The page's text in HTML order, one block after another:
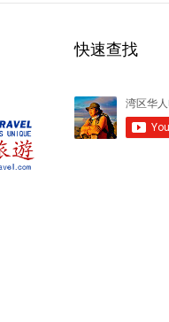
快速查找